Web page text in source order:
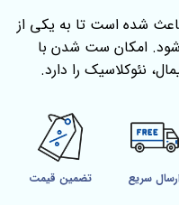
شده است تا به یکی از
شود. امکان ست‌ شدن با
نئوکلاسیک را دارد.
ارسال سریع تضمین قیمت